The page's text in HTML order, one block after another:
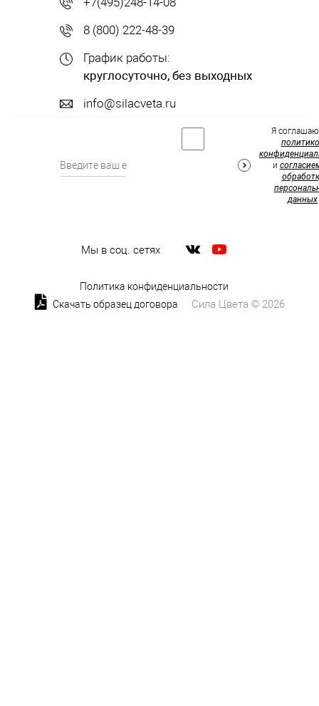
8 (800) 222-48-39
График работы:
круглосуточно, без выходных
info@silacveta.ru
Мы в соц. сетях
Я
и
данных
Политика конфиденциальности
Скачать образец договора
Сила Цвета © 2026